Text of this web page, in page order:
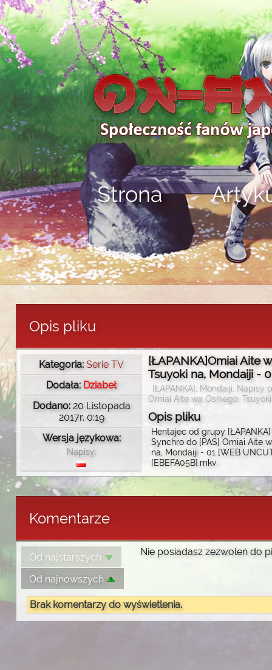
Strona
Opis pliku
Kategoria: Serie TV
Dodała: Dziabeł
Dodano:20 Listopada
2017r. 0:19
Wersja językowa:
Napisy:
[ŁAPANKA]Omiai Aite
Tsuyoki na, Mondaiji -
, [ŁAPANKA], Mondaiji, Napisy
Omiai Aite wa Oshiego,
Opis pliku
Hentajec od grupy [ŁAPANKA]
Synchro do [PAS] Omiai Aite
na, Mondaiji - 01 [WEB
[EBEFA05B].mkv
Komentarze
Nie posiadasz zezwoleń do
Od najstarszych
Od najnowszych
Brak komentarzy do wyświetlenia.